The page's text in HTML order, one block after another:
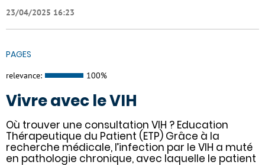
23/04/2025 16:23
PAGES
relevance: 100%
Vivre avec le VIH
Où trouver une consultation VIH ? Education
Thérapeutique du Patient (ETP) Grâce à la
recherche médicale, l’infection par le VIH a muté
en pathologie chronique, avec laquelle le patient